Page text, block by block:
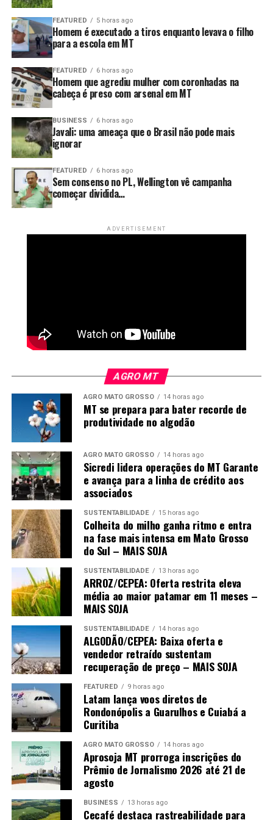
E quando uma estratégia deixa de produzir resultado,
insistir nela não é solução. É apenas adiar um problema
que pode se tornar muito maior no futuro.
*Miguel Daoud
Política do Canal Rural
OCanal Rural
não se responsabiliza pelas opiniões e
conteúdos de inteira responsabilidade de seus autores. A
empresa se reserva o direito de fazer ajustes no texto
para adequação às normas de publicação.
O postJavali: uma ameaça que o Brasil não pode mais
ignorarapareceu primeiro emCanal Rural.
FEATURED 5 horas ago
Homem é executado a tiros enquanto levava o filho
para a escola em MT
FEATURED 6 horas ago
Homem que agrediu mulher com coronhadas na
cabeça é preso com arsenal em MT
BUSINESS 6 horas ago
Javali: uma ameaça que o Brasil não pode mais
ignorar
FEATURED 6 horas ago
Sem consenso no PL, Wellington vê campanha
começar dividida…
ADVERTISEMENT
AGRO MT
AGRO MATO GROSSO 14 horas ago
MT se prepara para bater recorde de
produtividade no algodão
AGRO MATO GROSSO 14 horas ago
Sicredi lidera operações do MT Garante
e avança para a linha de crédito aos
associados
SUSTENTABILIDADE 15 horas ago
Colheita do milho ganha ritmo e entra
na fase mais intensa em Mato Grosso
do Sul – MAIS SOJA
SUSTENTABILIDADE 13 horas ago
ARROZ/CEPEA: Oferta restrita eleva
média ao maior patamar em 11 meses –
MAIS SOJA
SUSTENTABILIDADE 14 horas ago
ALGODÃO/CEPEA: Baixa oferta e
vendedor retraído sustentam
recuperação de preço – MAIS SOJA
FEATURED 9 horas ago
Latam lança voos diretos de
Rondonópolis a Guarulhos e Cuiabá a
Curitiba
AGRO MATO GROSSO 14 horas ago
Aprosoja MT prorroga inscrições do
Prêmio de Jornalismo 2026 até 21 de
agosto
BUSINESS 13 horas ago
Cecafé destaca rastreabilidade para